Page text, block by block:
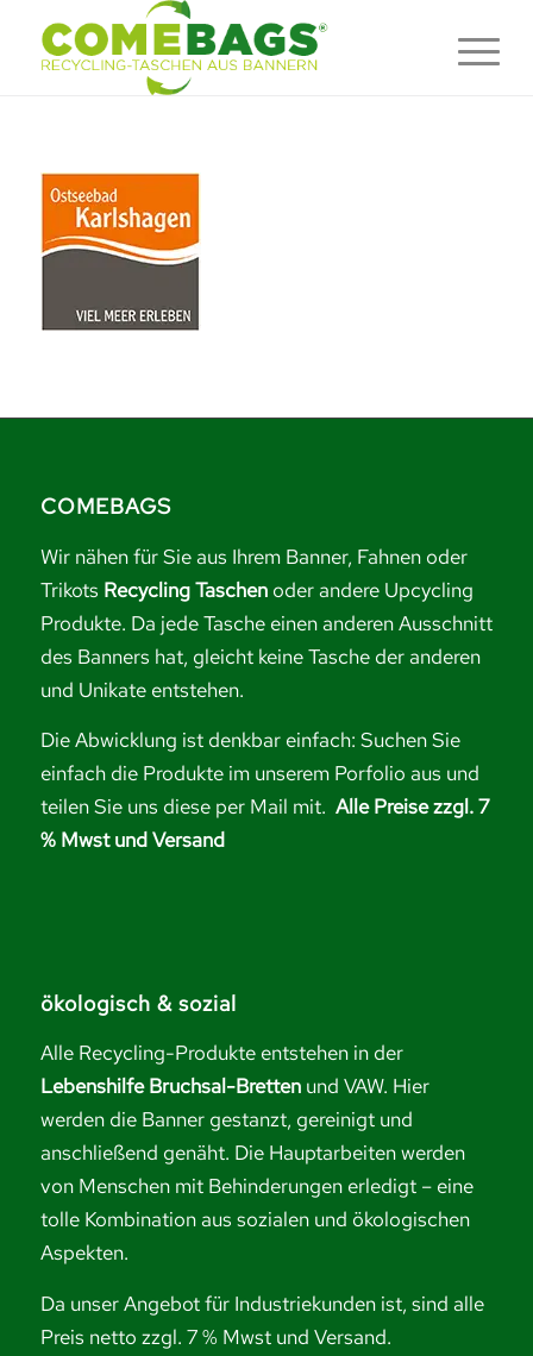
COMEBAGS
Wir nähen für Sie aus Ihrem Banner, Fahnen oder
Trikots Recycling Taschenoder andere Upcycling
Produkte. Da jede Tasche einen anderen Ausschnitt
des Banners hat, gleicht keine Tasche der anderen
und Unikate entstehen.
Die Abwicklung ist denkbar einfach: Suchen Sie
einfach die Produkte im unserem Porfolio aus und
teilen Sie uns diese per Mail mit. Alle Preise zzgl. 7
% Mwst und Versand
ökologisch & sozial
Alle Recycling-Produkte entstehen in der
Lebenshilfe Bruchsal-Bretten und VAW. Hier
werden die Banner gestanzt, gereinigt und
anschließend genäht. Die Hauptarbeiten werden
von Menschen mit Behinderungen erledigt – eine
tolle Kombination aus sozialen und ökologischen
Aspekten.
Da unser Angebot für Industriekunden ist, sind alle
Preis netto zzgl. 7 % Mwst und Versand.